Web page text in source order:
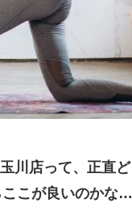
川店って、正直
こが良いのかな